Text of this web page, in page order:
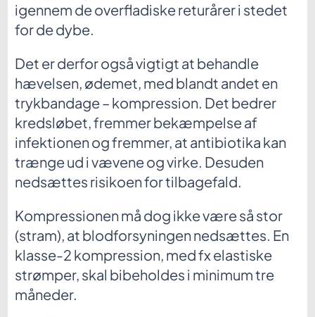
igennem de overfladiske returårer i stedet
for de dybe.
Det er derfor også vigtigt at behandle
hævelsen, ødemet, med blandt andet en
trykbandage – kompression. Det bedrer
kredsløbet, fremmer bekæmpelse af
infektionen og fremmer, at antibiotika kan
trænge ud i vævene og virke. Desuden
nedsættes risikoen for tilbagefald.
Kompressionen må dog ikke være så stor
(stram), at blodforsyningen nedsættes. En
klasse-2 kompression, med fx elastiske
strømper, skal bibeholdes i minimum tre
måneder.